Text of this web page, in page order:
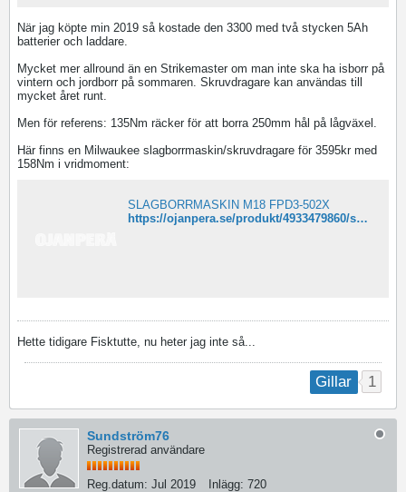
När jag köpte min 2019 så kostade den 3300 med två stycken 5Ah
batterier och laddare.
Mycket mer allround än en Strikemaster om man inte ska ha isborr på
vintern och jordborr på sommaren. Skruvdragare kan användas till
mycket året runt.
Men för referens: 135Nm räcker för att borra 250mm hål på lågväxel.
Här finns en Milwaukee slagborrmaskin/skruvdragare för 3595kr med
158Nm i vridmoment:
SLAGBORRMASKIN M18 FPD3-502X
https://ojanpera.se/produkt/4933479860/slagborrmaskin-m18-fpd3-502x/?utm_source=google&utm_medium=cpc&utm_campaign=Performance%20Max%20|%20t-ROAS%20|%20SE%20CSS&utm_content=Performance%20Max&gad_source=1&gad_campaignid=17051631275&gbraid=0AAAAAoNOTBtRIc2kJKBvdsbCP4tDivrtz&gclid=CjwKCAjwi4PHBhA-EiwAnjTHuYLoc9G8LR4ndNY2pvpXSwnvN06rw9Nx1A6OMbi_pNdpIlzmqhgd3xoCRGkQAvD_BwE
Hette tidigare Fisktutte, nu heter jag inte så...
Gillar 1
Sundström76
Registrerad användare
Reg.datum: Jul 2019 Inlägg: 720